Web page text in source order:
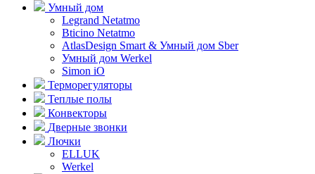
Умный дом
Legrand Netatmo
Bticino Netatmo
AtlasDesign Smart & Умный дом Sber
Умный дом Werkel
Simon iO
Терморегуляторы
Теплые полы
Конвекторы
Дверные звонки
Лючки
ELLUK
Werkel